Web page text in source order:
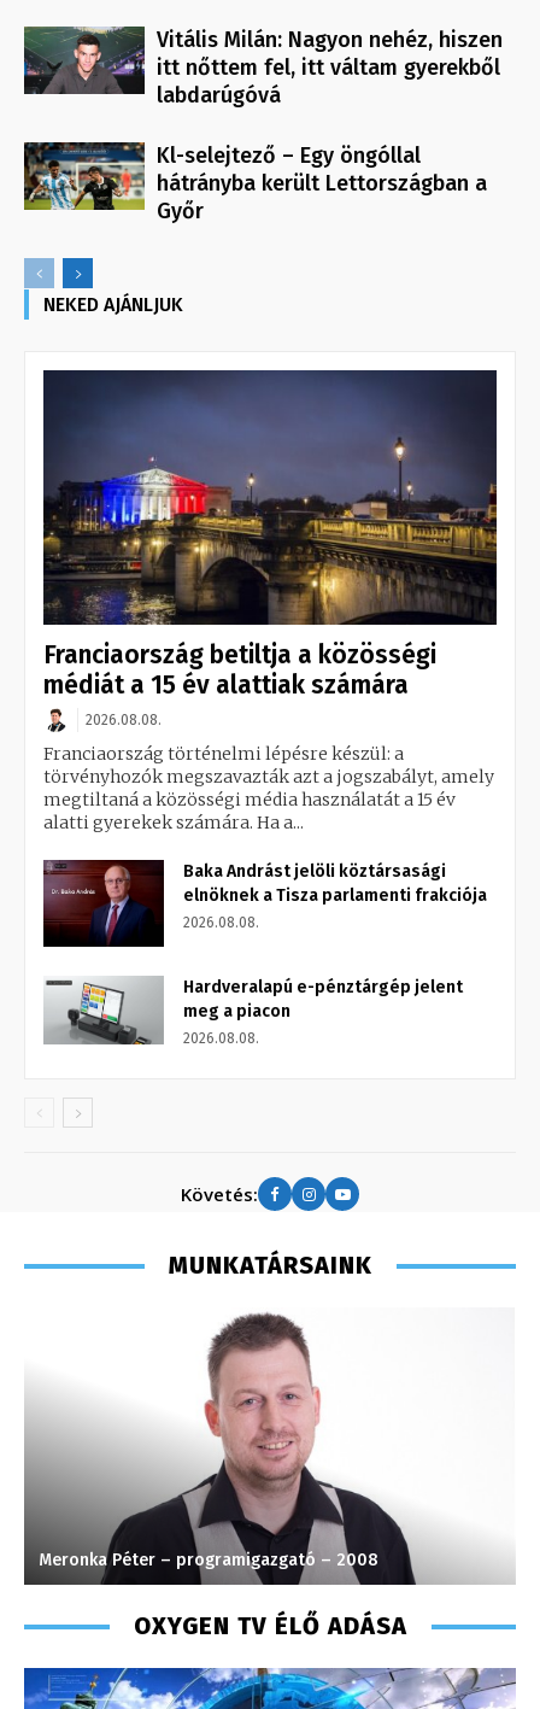
Vitális Milán: Nagyon nehéz, hiszen
itt nőttem fel, itt váltam gyerekből
labdarúgóvá
Kl-selejtező – Egy öngóllal
hátrányba került Lettországban a
Győr
NEKED AJÁNLJUK
Franciaország betiltja a közösségi
médiát a 15 év alattiak számára
2026.08.08.
Franciaország történelmi lépésre készül: a
törvényhozók megszavazták azt a jogszabályt, amely
megtiltaná a közösségi média használatát a 15 év
alatti gyerekek számára. Ha a...
Baka Andrást jelöli köztársasági
elnöknek a Tisza parlamenti frakciója
2026.08.08.
Hardveralapú e-pénztárgép jelent
meg a piacon
2026.08.08.
Követés:
MUNKATÁRSAINK
Meronka Péter – programigazgató – 2008
OXYGEN TV ÉLŐ ADÁSA